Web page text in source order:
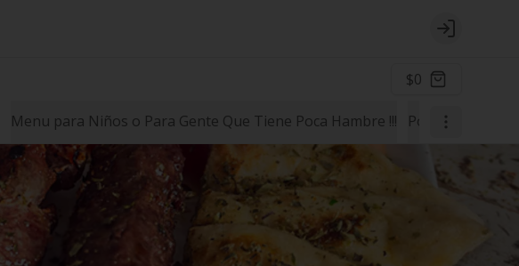
Login
$0
Menu para Niños o Para Gente Que Tiene Poca Hambre !!! Postres